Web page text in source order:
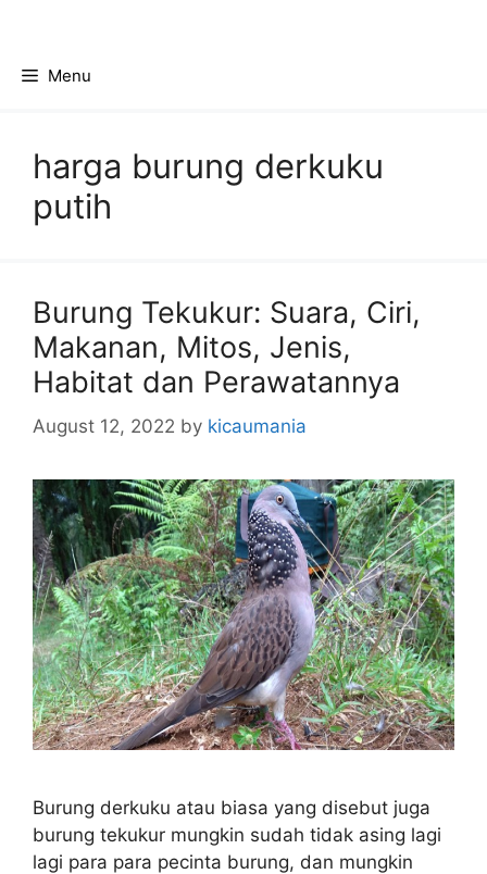
contentMenu
harga burung derkuku
putih
Burung Tekukur: Suara, Ciri,
Makanan, Mitos, Jenis,
Habitat dan Perawatannya
August 12, 2022 by kicaumania
Burung derkuku atau biasa yang disebut juga
burung tekukur mungkin sudah tidak asing lagi
lagi para para pecinta burung, dan mungkin